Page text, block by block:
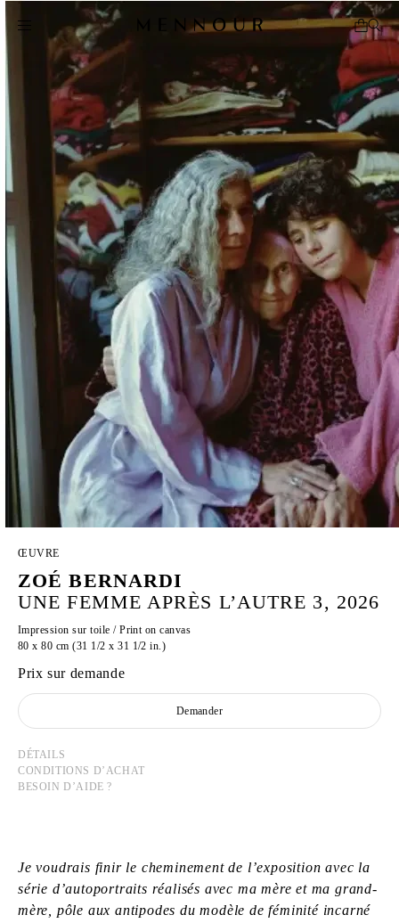
ŒUVRE
ZOÉ BERNARDI
UNE FEMME APRÈS L’AUTRE 3, 2026
Impression sur toile / Print on canvas
80 x 80 cm (31 1/2 x 31 1/2 in.)
Prix sur demande
Demander
DÉTAILS
CONDITIONS D’ACHAT
BESOIN D’AIDE ?
Je voudrais finir le cheminement de l’exposition avec la
série d’autoportraits réalisés avec ma mère et ma grand-
mère, pôle aux antipodes du modèle de féminité incarné